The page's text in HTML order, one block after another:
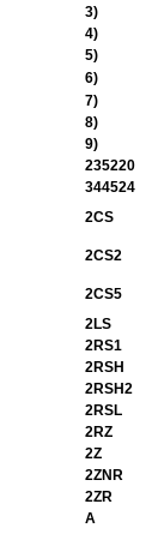
3)
4)
5)
6)
7)
8)
9)
235220
344524
2CS
2CS2
2CS5
2LS
2RS1
2RSH
2RSH2
2RSL
2RZ
2Z
2ZNR
2ZR
A